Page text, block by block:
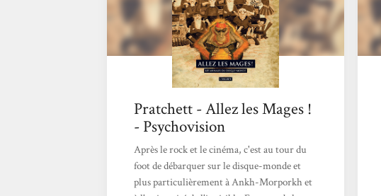
d'Ankh-Morpork, Vétérini...
Pratchett - Allez les Mages !
- Psychovision
Après le rock et le cinéma, c'est au tour du
foot de débarquer sur le disque-monde et
plus particulièrement à Ankh-Morporkh et